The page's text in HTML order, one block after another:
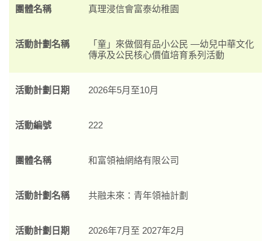
團體名稱 真理浸信會富泰幼稚園
活動計劃名稱
「童」來做個有品小公民 —幼兒中華文化
傳承及公民核心價值培育系列活動
活動計劃日期 2026年5月至10月
活動編號 222
團體名稱 和富領袖網絡有限公司
活動計劃名稱 共融未來：青年領袖計劃
活動計劃日期 2026年7月至 2027年2月